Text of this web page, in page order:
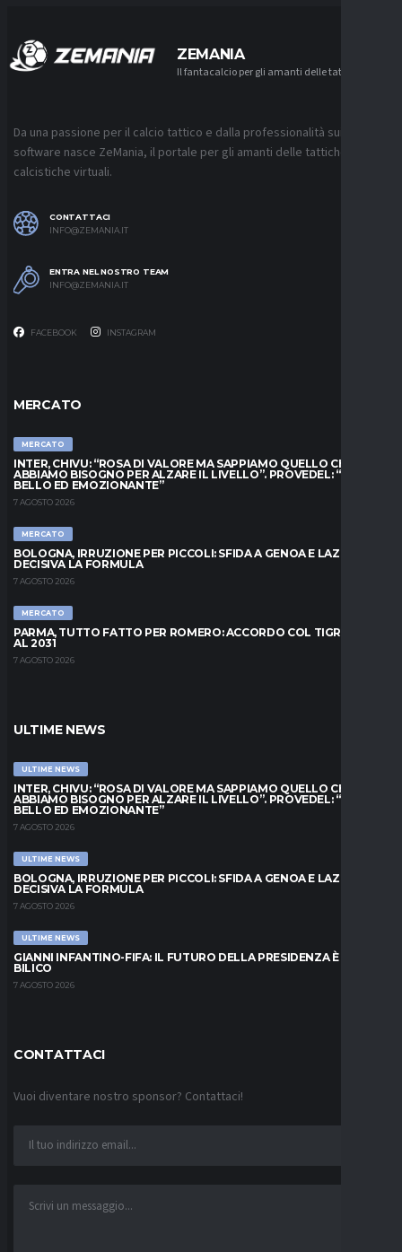
ZEMANIA
Il fantacalcio per gli amanti delle tattiche
Da una passione per il calcio tattico e dalla professionalità sui
software nasce ZeMania, il portale per gli amanti delle tattiche
calcistiche virtuali.
CONTATTACI
INFO@ZEMANIA.IT
ENTRA NEL NOSTRO TEAM
INFO@ZEMANIA.IT
FACEBOOK INSTAGRAM
MERCATO
MERCATO
INTER, CHIVU: “ROSA DI VALORE MA SAPPIAMO QUELLO CHE
ABBIAMO BISOGNO PER ALZARE IL LIVELLO”. PROVEDEL: “MESE
BELLO ED EMOZIONANTE”
7 AGOSTO 2026
MERCATO
BOLOGNA, IRRUZIONE PER PICCOLI: SFIDA A GENOA E LAZIO,
DECISIVA LA FORMULA
7 AGOSTO 2026
MERCATO
PARMA, TUTTO FATTO PER ROMERO: ACCORDO COL TIGRE FINO
AL 2031
7 AGOSTO 2026
ULTIME NEWS
ULTIME NEWS
INTER, CHIVU: “ROSA DI VALORE MA SAPPIAMO QUELLO CHE
ABBIAMO BISOGNO PER ALZARE IL LIVELLO”. PROVEDEL: “MESE
BELLO ED EMOZIONANTE”
7 AGOSTO 2026
ULTIME NEWS
BOLOGNA, IRRUZIONE PER PICCOLI: SFIDA A GENOA E LAZIO,
DECISIVA LA FORMULA
7 AGOSTO 2026
ULTIME NEWS
GIANNI INFANTINO-FIFA: IL FUTURO DELLA PRESIDENZA È IN
BILICO
7 AGOSTO 2026
CONTATTACI
Vuoi diventare nostro sponsor? Contattaci!